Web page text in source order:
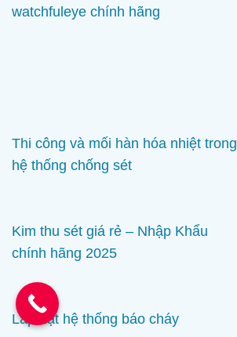
watchfuleye chính hãng
Thi công và mối hàn hóa nhiệt trong
hệ thống chống sét
Kim thu sét giá rẻ – Nhập Khẩu
chính hãng 2025
Lắp đặt hệ thống báo cháy